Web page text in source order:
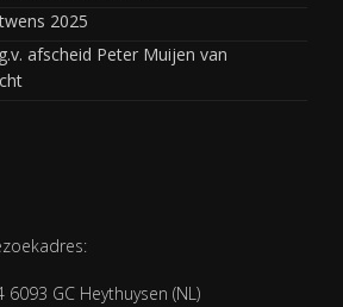
2025
afscheid Peter Muijen van
GC Heythuysen (NL)